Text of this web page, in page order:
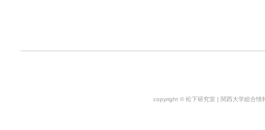
copyright © 松下研究室 | 関西大学総合